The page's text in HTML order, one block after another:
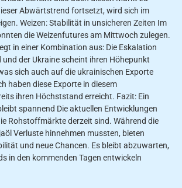
Abwärtstrend fortsetzt, wird sich im
Weizen: Stabilität in unsicheren Zeiten Im
die Weizenfutures am Mittwoch zulegen.
in einer Kombination aus: Die Eskalation
der Ukraine scheint ihren Höhepunkt
sich auch auf die ukrainischen Exporte
haben diese Exporte in diesem
ihren Höchststand erreicht. Fazit: Ein
spannend Die aktuellen Entwicklungen
Rohstoffmärkte derzeit sind. Während die
Verluste hinnehmen mussten, bieten
und neue Chancen. Es bleibt abzuwarten,
in den kommenden Tagen entwickeln